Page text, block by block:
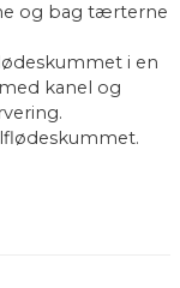
og bag tærterne
i en
kanel og